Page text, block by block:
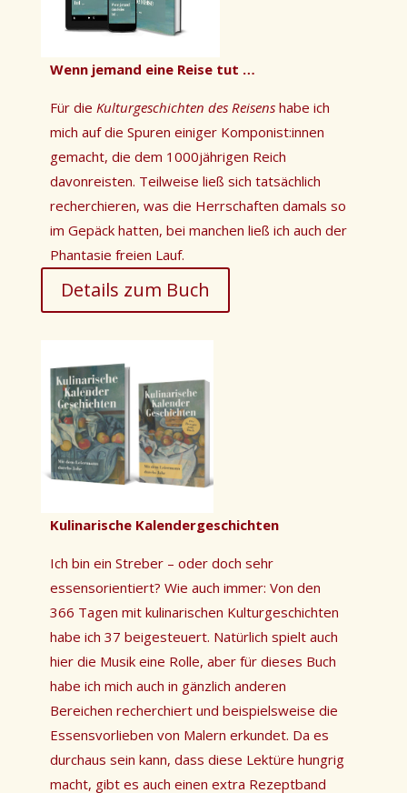
Wenn jemand eine Reise tut …
Für die Kulturgeschichten des Reisenshabe ich
mich auf die Spuren einiger Komponist:innen
gemacht, die dem 1000jährigen Reich
davonreisten. Teilweise ließ sich tatsächlich
recherchieren, was die Herrschaften damals so
im Gepäck hatten, bei manchen ließ ich auch der
Phantasie freien Lauf.
Details zum Buch
Kulinarische Kalendergeschichten
Ich bin ein Streber – oder doch sehr
essensorientiert? Wie auch immer: Von den
366 Tagen mit kulinarischen Kulturgeschichten
habe ich 37 beigesteuert. Natürlich spielt auch
hier die Musik eine Rolle, aber für dieses Buch
habe ich mich auch in gänzlich anderen
Bereichen recherchiert und beispielsweise die
Essensvorlieben von Malern erkundet. Da es
durchaus sein kann, dass diese Lektüre hungrig
macht, gibt es auch einen extra Rezeptband